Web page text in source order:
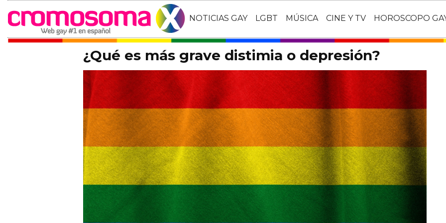
NOTICIAS GAY LGBT MÚSICA CINE Y TV HOROSCOPO
¿Qué es más grave distimia o depresión?